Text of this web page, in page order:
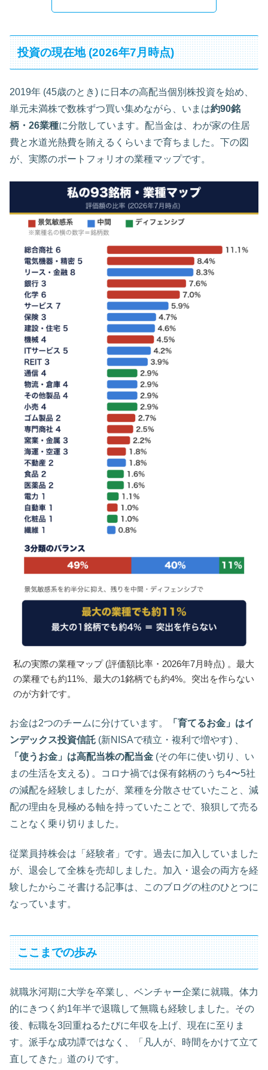
投資の現在地 (2026年7月時点)
2019年 (45歳のとき) に日本の高配当個別株投資を始め、
単元未満株で数株ずつ買い集めながら、いまは約90銘
柄・26業種に分散しています。配当金は、わが家の住居
費と水道光熱費を賄えるくらいまで育ちました。下の図
が、実際のポートフォリオの業種マップです。
私の実際の業種マップ (評価額比率・2026年7月時点) 。最大
の業種でも約11%、最大の1銘柄でも約4%。突出を作らない
のが方針です。
お金は2つのチームに分けています。
「育てるお金」はイ
ンデックス投資信託 (新NISAで積立・複利で増やす) 、
「使うお金」は高配当株の配当金 (その年に使い切り、い
まの生活を支える) 。コロナ禍では保有銘柄のうち4〜5社
の減配を経験しましたが、業種を分散させていたこと、減
配の理由を見極める軸を持っていたことで、狼狽して売る
ことなく乗り切りました。
従業員持株会は「経験者」です。過去に加入していました
が、退会して全株を売却しました。加入・退会の両方を経
験したからこそ書ける記事は、このブログの柱のひとつに
なっています。
ここまでの歩み
就職氷河期に大学を卒業し、ベンチャー企業に就職。体力
的にきつく約1年半で退職して無職も経験しました。その
後、転職を3回重ねるたびに年収を上げ、現在に至りま
す。派手な成功譚ではなく、「凡人が、時間をかけて立て
直してきた」道のりです。